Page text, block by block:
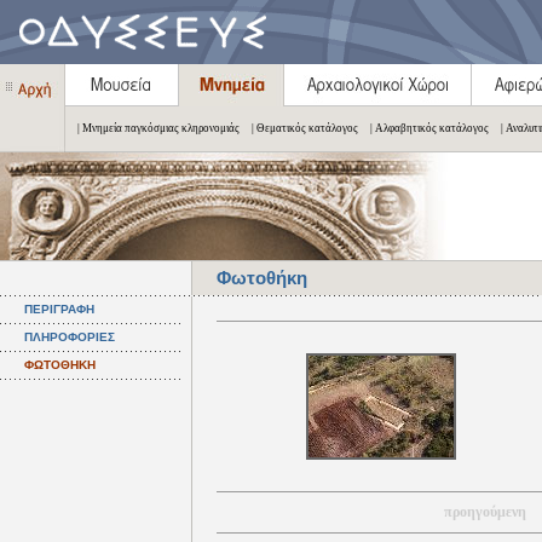
| Μνημεία παγκόσμιας κληρονομιάς | Θεματικός κατάλογος | Αλφαβητικός κατάλογος |
Φωτοθήκη
ΠΕΡΙΓΡΑΦΗ
ΠΛΗΡΟΦΟΡΙΕΣ
ΦΩΤΟΘΗΚΗ
προηγούμενη